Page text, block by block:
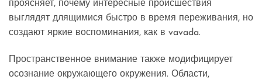
проясняет, почему интересные происшествия
выглядят длящимися быстро в время переживания, но
создают яркие воспоминания, как в vavada.
Пространственное внимание также модифицирует
осознание окружающего окружения. Области,